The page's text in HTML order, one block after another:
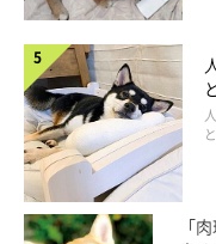
「ママの起きる待ち」をして
@komugi0430gol
人が大好きで甘え上手な
「